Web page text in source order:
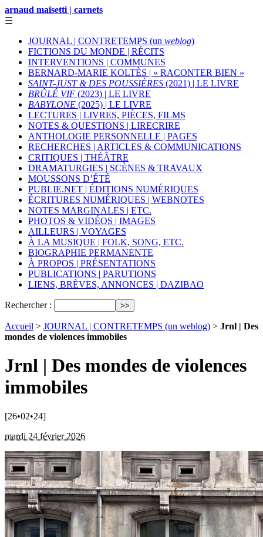
arnaud maïsetti | carnets
☰
JOURNAL | CONTRETEMPS (un weblog)
FICTIONS DU MONDE | RÉCITS
INTERVENTIONS | COMMUNES
BERNARD-MARIE KOLTÈS | « RACONTER BIEN »
SAINT-JUST & DES POUSSIÈRES (2021) | LE LIVRE
BRÛLÉ VIF (2023) | LE LIVRE
BABYLONE (2025) | LE LIVRE
LECTURES | LIVRES, PIÈCES, FILMS
NOTES & QUESTIONS | LIRECRIRE
ANTHOLOGIE PERSONNELLE | PAGES
RECHERCHES | ARTICLES & COMMUNICATIONS
CRITIQUES | THÉÂTRE
DRAMATURGIES | SCÈNES & TRAVAUX
MOUSSONS D’ÉTÉ
PUBLIE.NET | ÉDITIONS NUMÉRIQUES
ÉCRITURES NUMÉRIQUES | WEBNOTES
NOTES MARGINALES | ETC.
PHOTOS & VIDÉOS | IMAGES
AILLEURS | VOYAGES
À LA MUSIQUE | FOLK, SONG, ETC.
BIOGRAPHIE PERMANENTE
À PROPOS | PRÉSENTATIONS
PUBLICATIONS | PARUTIONS
LIENS, BRÈVES, ANNONCES | DAZIBAO
Rechercher :
Accueil > JOURNAL | CONTRETEMPS (un weblog) > Jrnl | Des
mondes de violences immobiles
Jrnl | Des mondes de violences
immobiles
[26•02•24]
mardi 24 février 2026